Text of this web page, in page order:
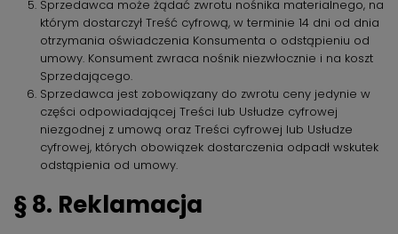
Sprzedawca może żądać zwrotu nośnika materialnego, na
którym dostarczył Treść cyfrową, w terminie 14 dni od dnia
otrzymania oświadczenia Konsumenta o odstąpieniu od
umowy. Konsument zwraca nośnik niezwłocznie i na koszt
Sprzedającego.
Sprzedawca jest zobowiązany do zwrotu ceny jedynie w
części odpowiadającej Treści lub Usłudze cyfrowej
niezgodnej z umową oraz Treści cyfrowej lub Usłudze
cyfrowej, których obowiązek dostarczenia odpadł wskutek
odstąpienia od umowy.
§ 8. Reklamacja